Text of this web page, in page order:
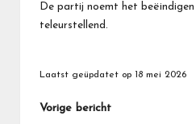
De partij noemt het beëindigen
teleurstellend.
Laatst geüpdatet op 18 mei 2026
Bericht
Vorige bericht